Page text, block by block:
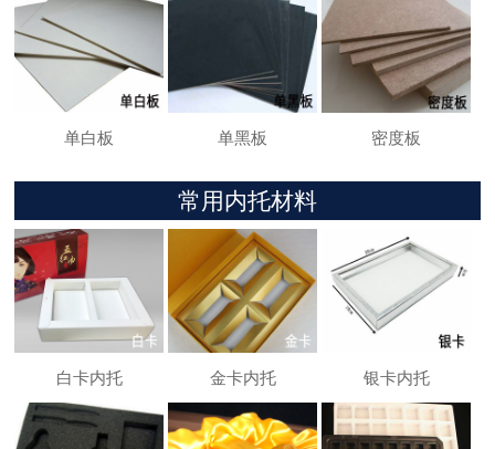
单白板 单黑板 密度板
常用内托材料
白卡内托 金卡内托 银卡内托